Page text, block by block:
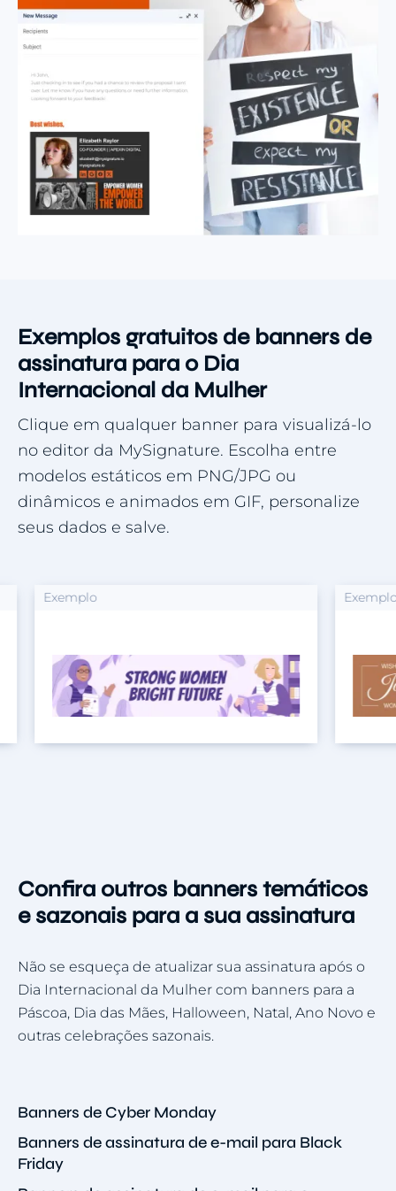
Exemplos gratuitos de banners de
assinatura para o Dia
Internacional da Mulher
Clique em qualquer banner para visualizá-lo
no editor da MySignature. Escolha entre
modelos estáticos em PNG/JPG ou
dinâmicos e animados em GIF, personalize
seus dados e salve.
Exemplo Exemplo
Confira outros banners temáticos
e sazonais para a sua assinatura
Não se esqueça de atualizar sua assinatura após o
Dia Internacional da Mulher com banners para a
Páscoa, Dia das Mães, Halloween, Natal, Ano Novo e
outras celebrações sazonais.
Banners de Cyber Monday
Banners de assinatura de e-mail para Black
Friday